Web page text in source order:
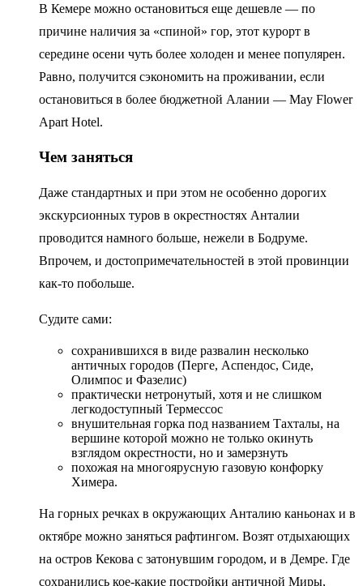
В Кемере можно остановиться еще дешевле — по
причине наличия за «спиной» гор, этот курорт в
середине осени чуть более холоден и менее популярен.
Равно, получится сэкономить на проживании, если
остановиться в более бюджетной Алании — May Flower
Apart Hotel.
Чем заняться
Даже стандартных и при этом не особенно дорогих
экскурсионных туров в окрестностях Анталии
проводится намного больше, нежели в Бодруме.
Впрочем, и достопримечательностей в этой провинции
как-то побольше.
Судите сами:
сохранившихся в виде развалин несколько
античных городов (Перге, Аспендос, Сиде,
Олимпос и Фазелис)
практически нетронутый, хотя и не слишком
легкодоступный Термессос
внушительная горка под названием Тахталы, на
вершине которой можно не только окинуть
взглядом окрестности, но и замерзнуть
похожая на многоярусную газовую конфорку
Химера.
На горных речках в окружающих Анталию каньонах и в
октябре можно заняться рафтингом. Возят отдыхающих
на остров Кекова с затонувшим городом, и в Демре. Где
сохранились кое-какие постройки античной Миры,